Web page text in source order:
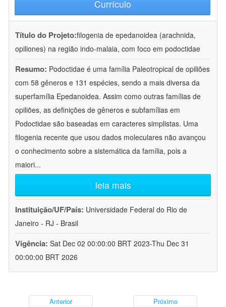
Currículo
Título do Projeto:filogenia de epedanoidea (arachnida,
opiliones) na região indo-malaia, com foco em podoctidae
Resumo: Podoctidae é uma família Paleotropical de opiliões
com 58 gêneros e 131 espécies, sendo a mais diversa da
superfamília Epedanoidea. Assim como outras famílias de
opiliões, as definições de gêneros e subfamílias em
Podoctidae são baseadas em caracteres simplistas. Uma
filogenia recente que usou dados moleculares não avançou
o conhecimento sobre a sistemática da família, pois a
maiori...
leia mais
Instituição/UF/País: Universidade Federal do Rio de
Janeiro - RJ - Brasil
Vigência: Sat Dec 02 00:00:00 BRT 2023-Thu Dec 31
00:00:00 BRT 2026
Anterior Próximo